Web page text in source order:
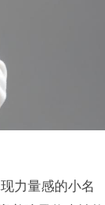
力量感的小名